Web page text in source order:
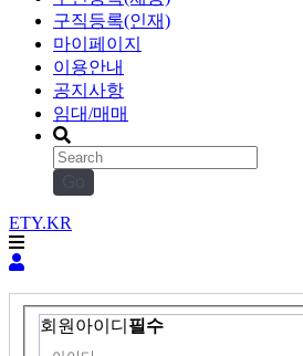
구직등록(인재)
마이페이지
이용안내
공지사항
임대/매매
ETY.KR
회원아이디 필수